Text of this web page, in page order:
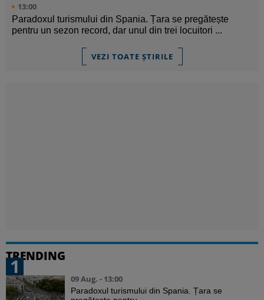
13:00
Paradoxul turismului din Spania. Țara se pregătește
pentru un sezon record, dar unul din trei locuitori ...
VEZI TOATE ȘTIRILE
TRENDING
1
09 Aug. - 13:00
Paradoxul turismului din Spania. Țara se